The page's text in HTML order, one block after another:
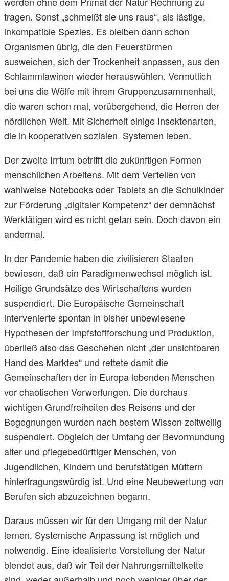
tragen. Sonst „schmeißt sie uns raus“, als lästige,
inkompatible Spezies. Es bleiben dann schon
Organismen übrig, die den Feuerstürmen
ausweichen, sich der Trockenheit anpassen, aus den
Schlammlawinen wieder herauswühlen. Vermutlich
bei uns die Wölfe mit ihrem Gruppenzusammenhalt,
die waren schon mal, vorübergehend, die Herren der
nördlichen Welt. Mit Sicherheit einige Insektenarten,
die in kooperativen sozialen Systemen leben.
Der zweite Irrtum betrifft die zukünftigen Formen
menschlichen Arbeitens. Mit dem Verteilen von
wahlweise Notebooks oder Tablets an die Schulkinder
zur Förderung „digitaler Kompetenz“ der demnächst
Werktätigen wird es nicht getan sein. Doch davon ein
andermal.
In der Pandemie haben die zivilisieren Staaten
bewiesen, daß ein Paradigmenwechsel möglich ist.
Heilige Grundsätze des Wirtschaftens wurden
suspendiert. Die Europäische Gemeinschaft
intervenierte spontan in bisher unbewiesene
Hypothesen der Impfstoffforschung und Produktion,
überließ also das Geschehen nicht „der unsichtbaren
Hand des Marktes“ und rettete damit die
Gemeinschaften der in Europa lebenden Menschen
vor chaotischen Verwerfungen. Die durchaus
wichtigen Grundfreiheiten des Reisens und der
Begegnungen wurden nach bestem Wissen zeitweilig
suspendiert. Obgleich der Umfang der Bevormundung
alter und pflegebedürftiger Menschen, von
Jugendlichen, Kindern und berufstätigen Müttern
hinterfragungswürdig ist. Und eine Neubewertung von
Berufen sich abzuzeichnen begann.
Daraus müssen wir für den Umgang mit der Natur
lernen. Systemische Anpassung ist möglich und
notwendig. Eine idealisierte Vorstellung der Natur
blendet aus, daß wir Teil der Nahrungsmittelkette